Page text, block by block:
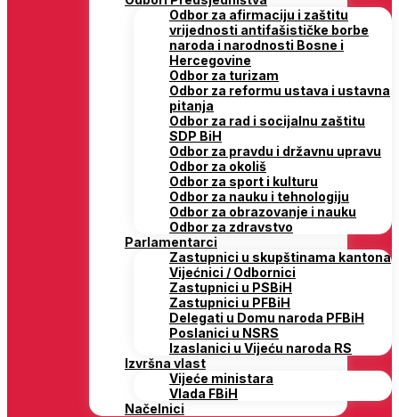
Odbor za afirmaciju i zaštitu
vrijednosti antifašističke borbe
naroda i narodnosti Bosne i
Hercegovine
Odbor za turizam
Odbor za reformu ustava i ustavna
pitanja
Odbor za rad i socijalnu zaštitu
SDP BiH
Odbor za pravdu i državnu upravu
Odbor za okoliš
Odbor za sport i kulturu
Odbor za nauku i tehnologiju
Odbor za obrazovanje i nauku
Odbor za zdravstvo
Parlamentarci
Zastupnici u skupštinama kantona
Vijećnici / Odbornici
Zastupnici u PSBiH
Zastupnici u PFBiH
Delegati u Domu naroda PFBiH
Poslanici u NSRS
Izaslanici u Vijeću naroda RS
Izvršna vlast
Vijeće ministara
Vlada FBiH
Načelnici